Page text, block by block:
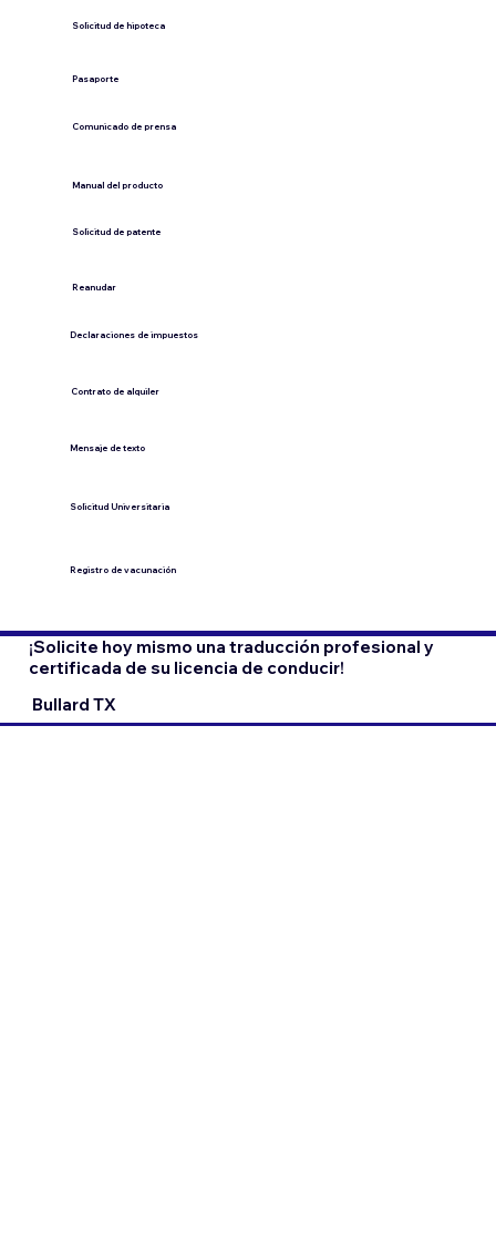
Solicitud de hipoteca
Pasaporte
Comunicado de prensa
​Manual del producto
​Solicitud de patente
Contrato de alquiler
​Reanudar
Declaraciones de impuestos
​Mensaje de texto
​Solicitud Universitaria
Registro de vacunación
¡Solicite hoy mismo una traducción profesional y
certificada de su licencia de conducir!
Bullard TX